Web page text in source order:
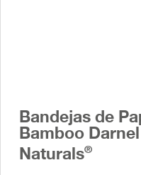
Bandejas de
Bamboo Darnel
Naturals®